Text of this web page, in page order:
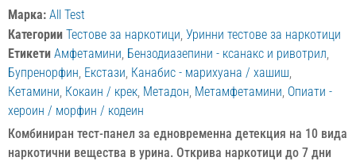
Марка: All Test
Категории Тестове за наркотици Уринни тестове за наркотици
Етикети Амфетамини Бензодиазепини - ксанакс и ривотрил
Бупренорфин Екстази Канабис - марихуана / хашиш
Кетамини Кокаин / крек Метадон Метамфетамини Опиати -
хероин / морфин / кодеин
Комбиниран тест-панел за едновременна детекция на 10 вида
наркотични вещества в урина. Открива наркотици до 7 дни